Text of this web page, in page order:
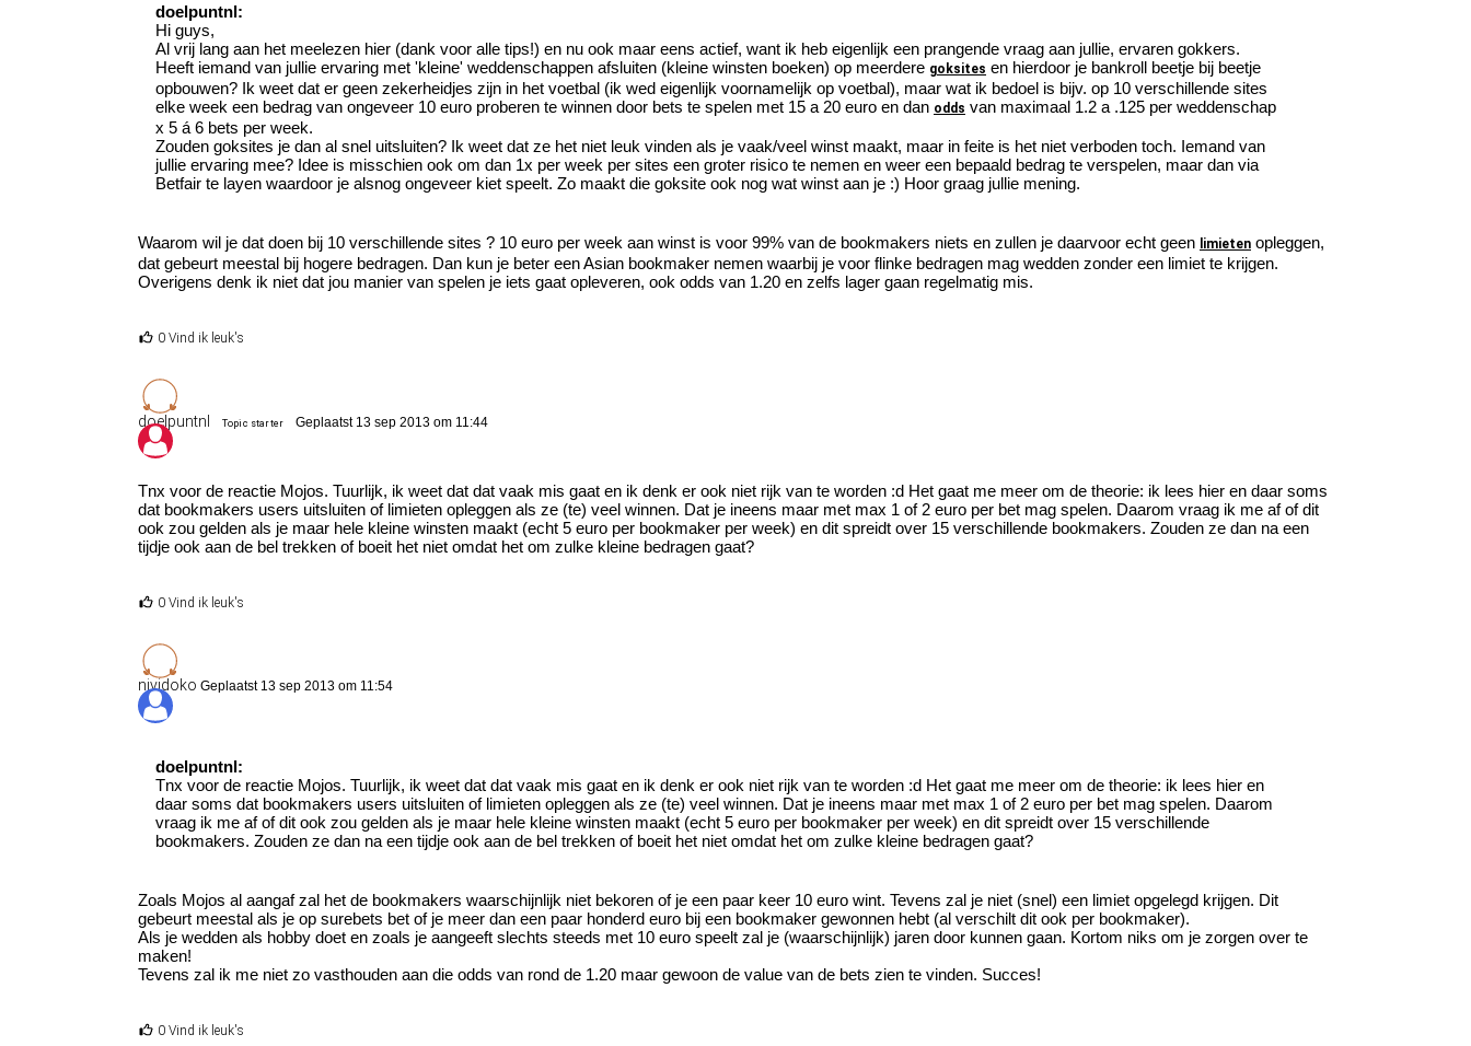
doelpuntnl:
Hi guys,
Al vrij lang aan het meelezen hier (dank voor alle tips!) en nu ook maar eens actief, want ik heb eigenlijk een prangende vraag aan jullie, ervaren gokkers.
Heeft iemand van jullie ervaring met 'kleine' weddenschappen afsluiten (kleine winsten boeken) op meerdere goksites en hierdoor je bankroll beetje bij beetje
opbouwen? Ik weet dat er geen zekerheidjes zijn in het voetbal (ik wed eigenlijk voornamelijk op voetbal), maar wat ik bedoel is bijv. op 10 verschillende sites
elke week een bedrag van ongeveer 10 euro proberen te winnen door bets te spelen met 15 a 20 euro en dan odds van maximaal 1.2 a .125 per weddenschap
x 5 á 6 bets per week.
Zouden goksites je dan al snel uitsluiten? Ik weet dat ze het niet leuk vinden als je vaak/veel winst maakt, maar in feite is het niet verboden toch. Iemand van
jullie ervaring mee? Idee is misschien ook om dan 1x per week per sites een groter risico te nemen en weer een bepaald bedrag te verspelen, maar dan via
Betfair te layen waardoor je alsnog ongeveer kiet speelt. Zo maakt die goksite ook nog wat winst aan je :) Hoor graag jullie mening.
Waarom wil je dat doen bij 10 verschillende sites ? 10 euro per week aan winst is voor 99% van de bookmakers niets en zullen je daarvoor echt geen limieten opleggen,
dat gebeurt meestal bij hogere bedragen. Dan kun je beter een Asian bookmaker nemen waarbij je voor flinke bedragen mag wedden zonder een limiet te krijgen.
Overigens denk ik niet dat jou manier van spelen je iets gaat opleveren, ook odds van 1.20 en zelfs lager gaan regelmatig mis.
0 Vind ik leuk's
doelpuntnl Topic starter Geplaatst 13 sep 2013 om 11:44
Tnx voor de reactie Mojos. Tuurlijk, ik weet dat dat vaak mis gaat en ik denk er ook niet rijk van te worden :d Het gaat me meer om de theorie: ik lees hier en daar soms
dat bookmakers users uitsluiten of limieten opleggen als ze (te) veel winnen. Dat je ineens maar met max 1 of 2 euro per bet mag spelen. Daarom vraag ik me af of dit
ook zou gelden als je maar hele kleine winsten maakt (echt 5 euro per bookmaker per week) en dit spreidt over 15 verschillende bookmakers. Zouden ze dan na een
tijdje ook aan de bel trekken of boeit het niet omdat het om zulke kleine bedragen gaat?
0 Vind ik leuk's
nividoko Geplaatst 13 sep 2013 om 11:54
doelpuntnl:
Tnx voor de reactie Mojos. Tuurlijk, ik weet dat dat vaak mis gaat en ik denk er ook niet rijk van te worden :d Het gaat me meer om de theorie: ik lees hier en
daar soms dat bookmakers users uitsluiten of limieten opleggen als ze (te) veel winnen. Dat je ineens maar met max 1 of 2 euro per bet mag spelen. Daarom
vraag ik me af of dit ook zou gelden als je maar hele kleine winsten maakt (echt 5 euro per bookmaker per week) en dit spreidt over 15 verschillende
bookmakers. Zouden ze dan na een tijdje ook aan de bel trekken of boeit het niet omdat het om zulke kleine bedragen gaat?
Zoals Mojos al aangaf zal het de bookmakers waarschijnlijk niet bekoren of je een paar keer 10 euro wint. Tevens zal je niet (snel) een limiet opgelegd krijgen. Dit
gebeurt meestal als je op surebets bet of je meer dan een paar honderd euro bij een bookmaker gewonnen hebt (al verschilt dit ook per bookmaker).
Als je wedden als hobby doet en zoals je aangeeft slechts steeds met 10 euro speelt zal je (waarschijnlijk) jaren door kunnen gaan. Kortom niks om je zorgen over te
maken!
Tevens zal ik me niet zo vasthouden aan die odds van rond de 1.20 maar gewoon de value van de bets zien te vinden. Succes!
0 Vind ik leuk's